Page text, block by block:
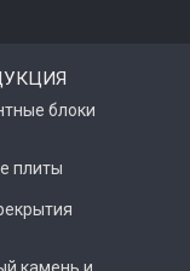
блоки
плиты